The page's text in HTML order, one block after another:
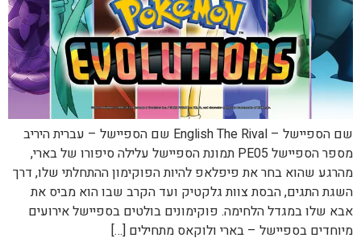
שם הספיישל – English The Rival שם הספיישל – עברית היריב
מספר הספיישל PE05 תמונת הספיישל עלילה סיפורו של בארי,
מהרגע שהוא בחר את פיפלאפ להיות הפוקימון ההתחלתי שלו, דרך
השגת התגים, הבסת צוות גלקטיק ועד הקרב שבו הוא מביס את
אבא שלו במגדל הלחימה. פוקימונים בולטים בספיישל אירועים
מיוחדים בספיישל – בארי ולוקאס מתחילים […]